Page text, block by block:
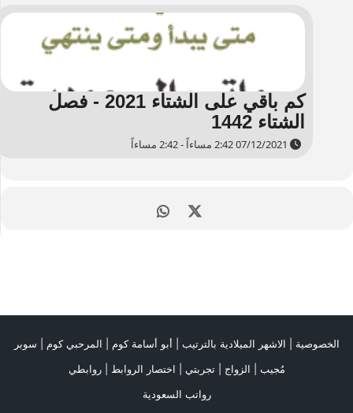
كم باقي على الشتاء 2021 - فصل
الشتاء 1442
الخصوصية الاشهر الميلادية بالترتيب أبو أسامة كوم المرحبي كوم
سوبر
مُجيب
الزواج |تجربتي اختصار الروابط |روابطي
رواتب السعودية